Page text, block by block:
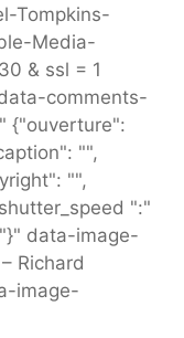
Tompkins-
Media-
& ssl = 1
comments-
{"ouverture":
"",
"",
":"
data-image-
Richard
image-